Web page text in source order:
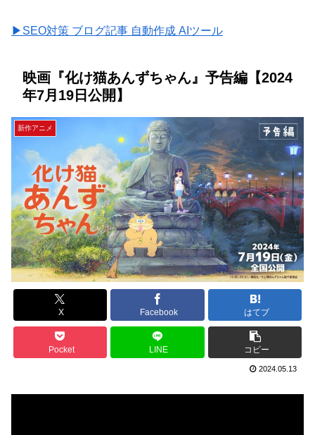
▶SEO対策 ブログ記事 自動作成 AIツール
映画『化け猫あんずちゃん』予告編【2024
年7月19日公開】
新作アニメ
X Facebook はてブ
Pocket LINE コピー
2024.05.13